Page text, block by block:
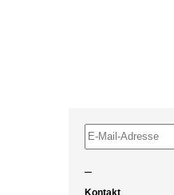
–
Kontakt